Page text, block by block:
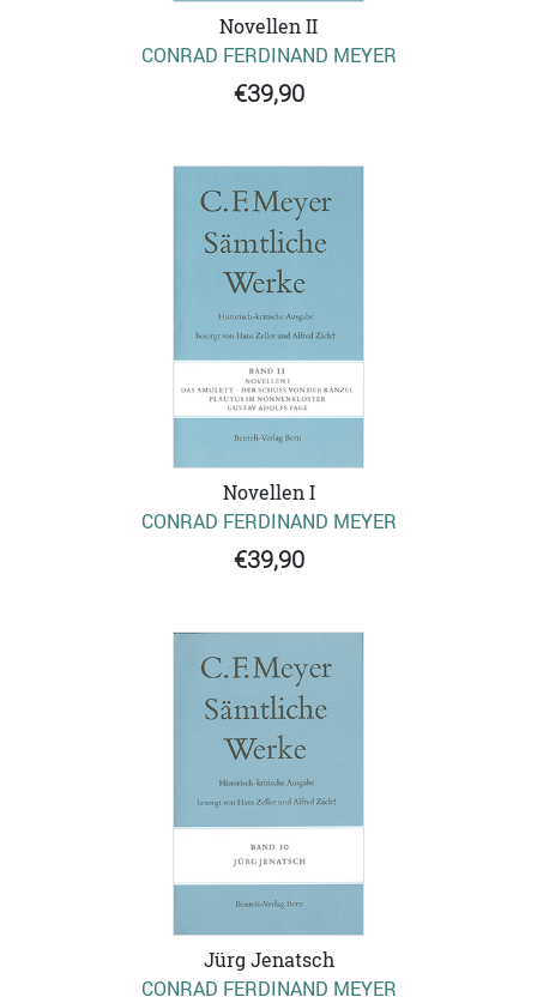
Novellen II
CONRAD FERDINAND MEYER
€39,90
Novellen I
CONRAD FERDINAND MEYER
€39,90
Jürg Jenatsch
CONRAD FERDINAND MEYER